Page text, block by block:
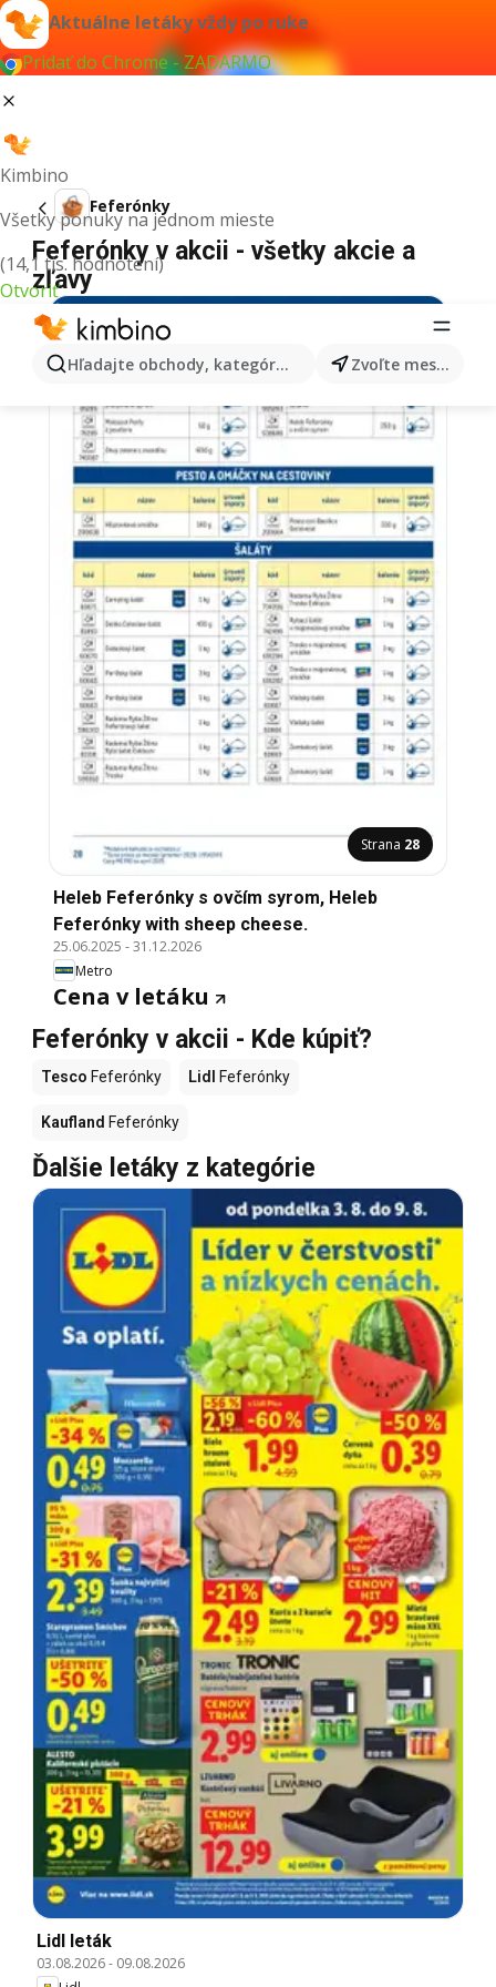
Aktuálne letáky vždy po ruke
Pridať do Chrome - ZADARMO
Kimbino
Všetky ponuky na jednom mieste
(14,1 tis. hodnotení)
Otvoriť
Hľadajte obchody, kategórie, produkty... Zvoľte mesto
Feferónky
Feferónky v akcii - všetky akcie a
zľavy
Strana 28
Heleb Feferónky s ovčím syrom, Heleb
Feferónky with sheep cheese.
25.06.2025 -31.12.2026
Metro
Cena v letáku
Feferónky v akcii - Kde kúpiť?
Tesco Feferónky Lidl Feferónky
Kaufland Feferónky
Ďalšie letáky z kategórie
Lidl leták
03.08.2026- 09.08.2026